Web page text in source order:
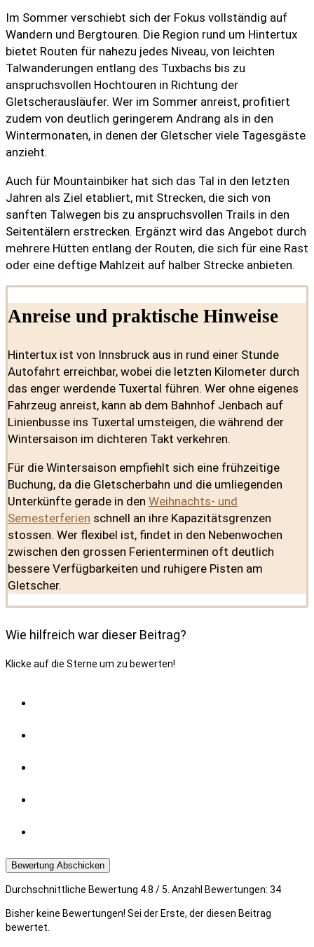
Im Sommer verschiebt sich der Fokus vollständig auf
Wandern und Bergtouren. Die Region rund um Hintertux
bietet Routen für nahezu jedes Niveau, von leichten
Talwanderungen entlang des Tuxbachs bis zu
anspruchsvollen Hochtouren in Richtung der
Gletscherausläufer. Wer im Sommer anreist, profitiert
zudem von deutlich geringerem Andrang als in den
Wintermonaten, in denen der Gletscher viele Tagesgäste
anzieht.
Auch für Mountainbiker hat sich das Tal in den letzten
Jahren als Ziel etabliert, mit Strecken, die sich von
sanften Talwegen bis zu anspruchsvollen Trails in den
Seitentälern erstrecken. Ergänzt wird das Angebot durch
mehrere Hütten entlang der Routen, die sich für eine Rast
oder eine deftige Mahlzeit auf halber Strecke anbieten.
Anreise und praktische Hinweise
Hintertux ist von Innsbruck aus in rund einer Stunde
Autofahrt erreichbar, wobei die letzten Kilometer durch
das enger werdende Tuxertal führen. Wer ohne eigenes
Fahrzeug anreist, kann ab dem Bahnhof Jenbach auf
Linienbusse ins Tuxertal umsteigen, die während der
Wintersaison im dichteren Takt verkehren.
Für die Wintersaison empfiehlt sich eine frühzeitige
Buchung, da die Gletscherbahn und die umliegenden
Unterkünfte gerade in den Weihnachts- und
Semesterferien schnell an ihre Kapazitätsgrenzen
stossen. Wer flexibel ist, findet in den Nebenwochen
zwischen den grossen Ferienterminen oft deutlich
bessere Verfügbarkeiten und ruhigere Pisten am
Gletscher.
Wie hilfreich war dieser Beitrag?
Klicke auf die Sterne um zu bewerten!
Bewertung Abschicken
Durchschnittliche Bewertung 4.8 / 5. Anzahl Bewertungen: 34
Bisher keine Bewertungen! Sei der Erste, der diesen Beitrag
bewertet.